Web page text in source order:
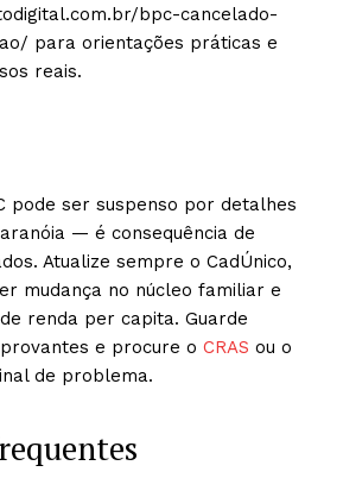
bpc-cancelado-
para orientações práticas e
reais.
pode ser suspenso por detalhes
— é consequência de
Atualize sempre o CadÚnico,
mudança no núcleo familiar e
renda per capita. Guarde
e procure o CRAS ou o
de problema.